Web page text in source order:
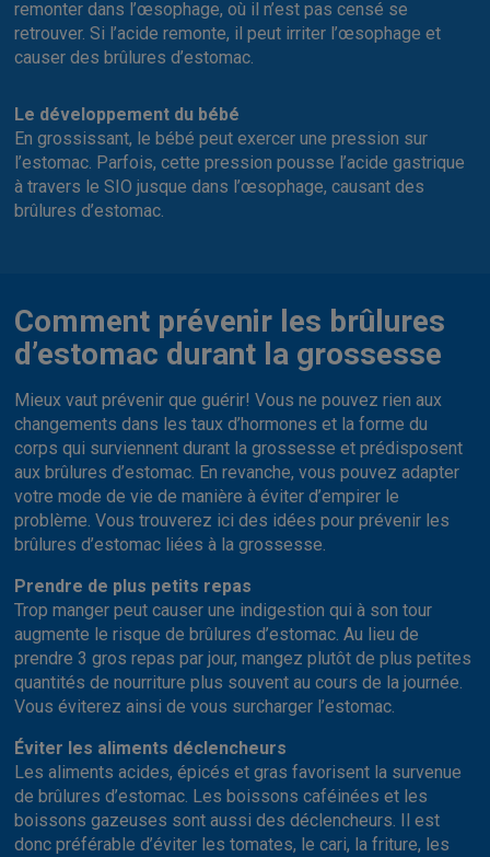
remonter dans l’œsophage, où il n’est pas censé se
retrouver. Si l’acide remonte, il peut irriter l’œsophage et
causer des brûlures d’estomac.
Le développement du bébé
En grossissant, le bébé peut exercer une pression sur
l’estomac. Parfois, cette pression pousse l’acide gastrique
à travers le SIO jusque dans l’œsophage, causant des
brûlures d’estomac.
Comment prévenir les brûlures
d’estomac durant la grossesse
Mieux vaut prévenir que guérir! Vous ne pouvez rien aux
changements dans les taux d’hormones et la forme du
corps qui surviennent durant la grossesse et prédisposent
aux brûlures d’estomac. En revanche, vous pouvez adapter
votre mode de vie de manière à éviter d’empirer le
problème. Vous trouverez ici des idées pour prévenir les
brûlures d’estomac liées à la grossesse.
Prendre de plus petits repas
Trop manger peut causer une indigestion qui à son tour
augmente le risque de brûlures d’estomac. Au lieu de
prendre 3 gros repas par jour, mangez plutôt de plus petites
quantités de nourriture plus souvent au cours de la journée.
Vous éviterez ainsi de vous surcharger l’estomac.
Éviter les aliments déclencheurs
Les aliments acides, épicés et gras favorisent la survenue
de brûlures d’estomac. Les boissons caféinées et les
boissons gazeuses sont aussi des déclencheurs. Il est
donc préférable d’éviter les tomates, le cari, la friture, les